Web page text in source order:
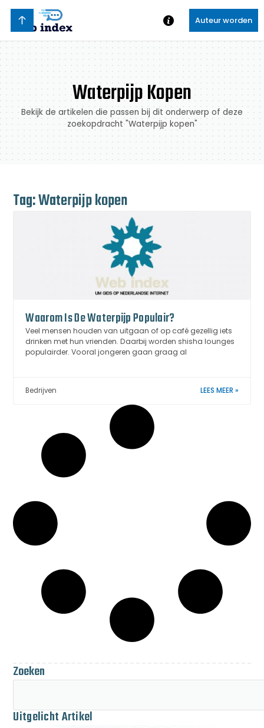
Auteur worden
Waterpijp Kopen
Bekijk de artikelen die passen bij dit onderwerp of deze
zoekopdracht "Waterpijp kopen"
Tag: Waterpijp kopen
Waarom Is De Waterpijp Populair?
Veel mensen houden van uitgaan of op café gezellig iets
drinken met hun vrienden. Daarbij worden shisha lounges
populairder. Vooral jongeren gaan graag al
Bedrijven LEES MEER »
Zoeken
Uitgelicht Artikel